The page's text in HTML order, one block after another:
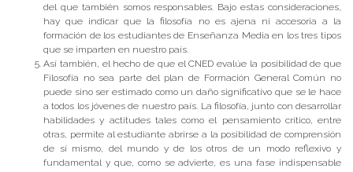
del que también somos responsables. Bajo estas consideraciones,
hay que indicar que la filosofía no es ajena ni accesoria a la
formación de los estudiantes de Enseñanza Media en los tres tipos
que se imparten en nuestro país.
Así también, el hecho de que el CNED evalúe la posibilidad de que
Filosofía no sea parte del plan de Formación General Común no
puede sino ser estimado como un daño significativo que se le hace
a todos los jóvenes de nuestro país. La filosofía, junto con desarrollar
habilidades y actitudes tales como el pensamiento crítico, entre
otras, permite al estudiante abrirse a la posibilidad de comprensión
de sí mismo, del mundo y de los otros de un modo reflexivo y
fundamental y que, como se advierte, es una fase indispensable